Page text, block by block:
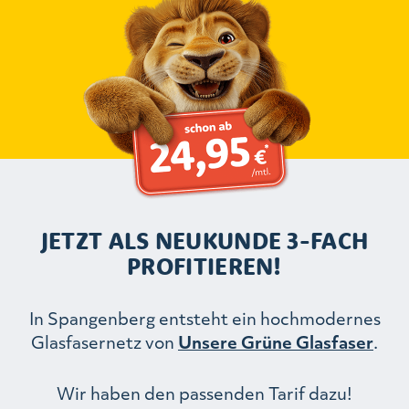
JETZT ALS NEUKUNDE 3-FACH
PROFITIEREN!
In Spangenberg entsteht ein hochmodernes
Glasfasernetz von Unsere Grüne Glasfaser.
Wir haben den passenden Tarif dazu!